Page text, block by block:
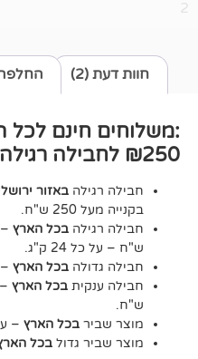
החלפה או החזרה
לכל הארץ
באזור ירושלים / מודיעין– 35 ש"ח –
בכל הארץ– 35 ש"ח – חינם
בכל הארץ – קרטון מעל 90 ס"מ – 120 ש"ח.
בכל הארץ
בכל הארץ– עד 49 ס"מ – 60 ש"ח.
גדול
בכל הארץ– מעל 50 ס"מ – 200 ש"ח.